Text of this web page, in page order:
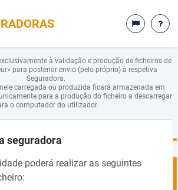
à validação e produção de ficheiros de
para posterior envio (pelo próprio) à respetiva
Seguradora.
carregada ou produzida ficará armazenada em
para a produção do ficheiro a descarregar
o computador do utilizador.
seguradora
poderá realizar as seguintes